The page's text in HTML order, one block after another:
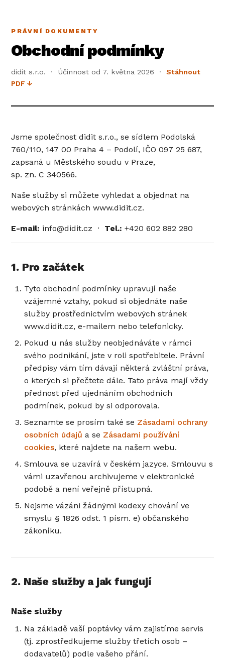
PRÁVNÍ DOKUMENTY
Obchodní podmínky
didit s.r.o. · Účinnost od 7. května 2026 ·Stáhnout
PDF ↓
Jsme společnost didit s.r.o., se sídlem Podolská
760/110, 147 00 Praha 4 – Podolí, IČO 097 25 687,
zapsaná u Městského soudu v Praze,
sp. zn. C 340566.
Naše služby si můžete vyhledat a objednat na
webových stránkách www.didit.cz.
E-mail: info@didit.cz · Tel.: +420 602 882 280
1. Pro začátek
Tyto obchodní podmínky upravují naše
vzájemné vztahy, pokud si objednáte naše
služby prostřednictvím webových stránek
www.didit.cz, e-mailem nebo telefonicky.
Pokud u nás služby neobjednáváte v rámci
svého podnikání, jste v roli spotřebitele. Právní
předpisy vám tím dávají některá zvláštní práva,
o kterých si přečtete dále. Tato práva mají vždy
přednost před ujednáním obchodních
podmínek, pokud by si odporovala.
Seznamte se prosím také se Zásadami ochrany
osobních údajů a se Zásadami používání
cookies, které najdete na našem webu.
Smlouva se uzavírá v českém jazyce. Smlouvu s
vámi uzavřenou archivujeme v elektronické
podobě a není veřejně přístupná.
Nejsme vázáni žádnými kodexy chování ve
smyslu § 1826 odst. 1 písm. e) občanského
zákoníku.
2. Naše služby a jak fungují
Naše služby
Na základě vaší poptávky vám zajistíme servis
(tj. zprostředkujeme služby třetích osob –
dodavatelů) podle vašeho přání.